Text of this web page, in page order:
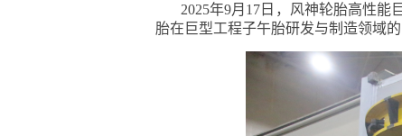
2025年9月17日，风神轮胎高性
胎在巨型工程子午胎研发与制造领域的